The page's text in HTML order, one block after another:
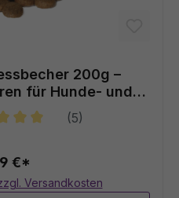
200g –
für Hunde- und
(5)
€*
Versandkosten